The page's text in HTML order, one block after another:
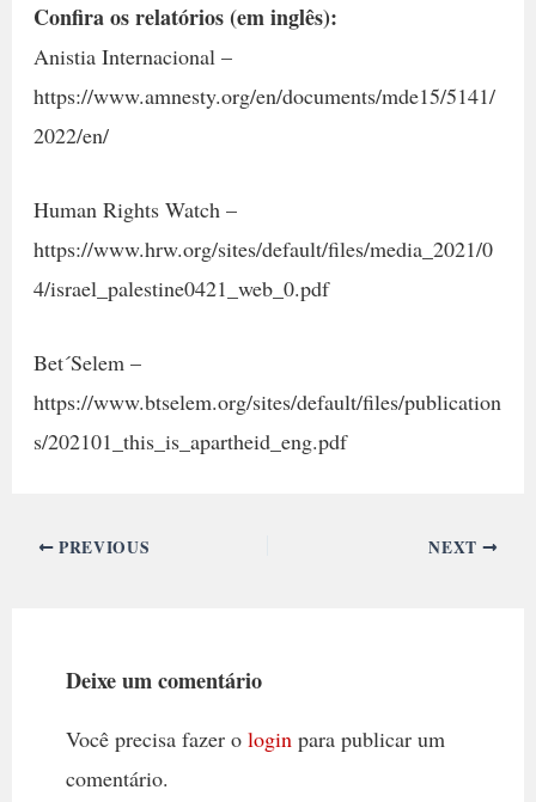
Confira os relatórios (em inglês):
Anistia Internacional –
https://www.amnesty.org/en/documents/mde15/5141/
2022/en/
Human Rights Watch –
https://www.hrw.org/sites/default/files/media_2021/0
4/israel_palestine0421_web_0.pdf
Bet´Selem –
https://www.btselem.org/sites/default/files/publication
s/202101_this_is_apartheid_eng.pdf
PREVIOUS NEXT
Deixe um comentário
Você precisa fazer o loginpara publicar um
comentário.